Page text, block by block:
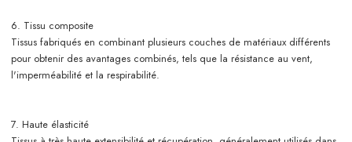
6. Tissu composite
Tissus fabriqués en combinant plusieurs couches de matériaux différents
pour obtenir des avantages combinés, tels que la résistance au vent,
l'imperméabilité et la respirabilité.
7. Haute élasticité